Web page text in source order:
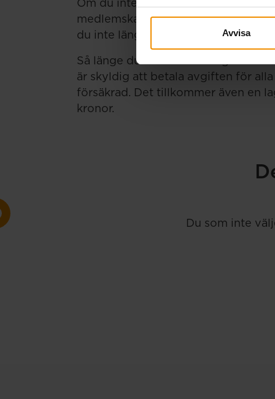
Avvisa
Om du inte betalar
medlemskap att avslutas. Om
du inte längre söka ersättning om
Så länge du inte betalar avgiften
är skyldig att betala avgiften för
försäkrad. Det tillkommer även en
kronor.
Du som inte